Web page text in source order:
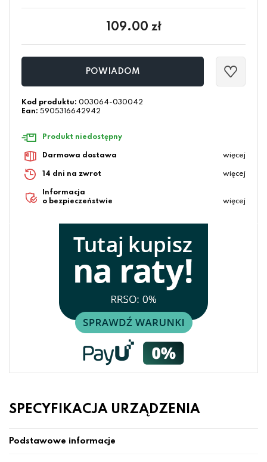
109.00 zł
POWIADOM
Kod produktu: 003064-030042
Ean: 5905316642942
Produkt niedostępny
Darmowa dostawa więcej
14 dni na zwrot więcej
Informacja
o bezpieczeństwie
więcej
SPECYFIKACJA URZĄDZENIA
Podstawowe informacje